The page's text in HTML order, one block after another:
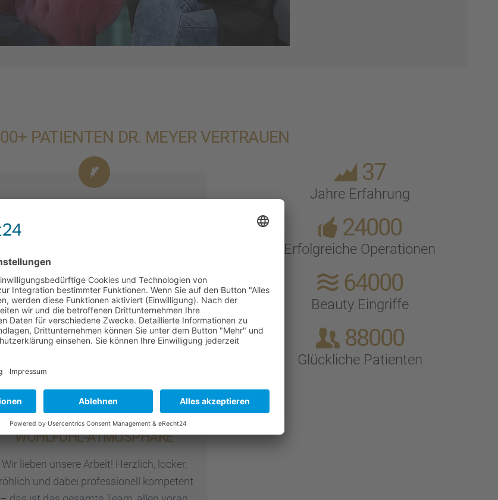
PATIEN­TEN DR. MEYER VERTRAUEN
Langjäh­rige Erfah­rung in allen gängi­gen
End-Ausstat­tung von verschie­dens­ten und
Laser­va­ri­an­ten ermög­licht es
Dr. Meyer in vielen Fällen, die ehemals
und poten­zi­ell verlet­zen­den OPs zu
erset­zen.
WOHLFÜHL-ATMOSPHÄRE
Wir lieben unsere Arbeit! Herzlich, locker,
und dabei profes­sio­nell kompe­tent
37
Jahre Erfah­rung
24000
Erfolg­rei­che Opera­tio­nen
64000
Beauty Eingriffe
88000
Glück­li­che Patien­ten